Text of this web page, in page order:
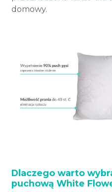
domowy.
Dlaczego warto
puchową White